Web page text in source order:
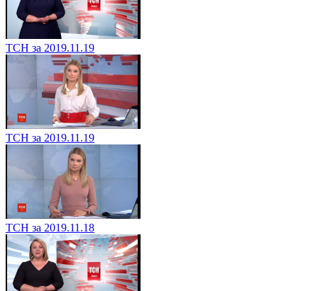
ТСН за 2019.11.19
ТСН за 2019.11.19
ТСН за 2019.11.18